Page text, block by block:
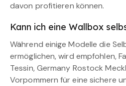
davon profitieren können.
Kann ich eine Wallbox
Während einige Modelle die
ermöglichen, wird empfohlen,
Tessin, Germany Rostock
Vorpommern für eine sichere